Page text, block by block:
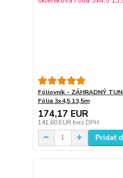
Fóliovník - ZÁHRADNÝ
Fólia 3x4,5 13,5m
174,17 EUR
141,60 EUR bez DPH
Pridať